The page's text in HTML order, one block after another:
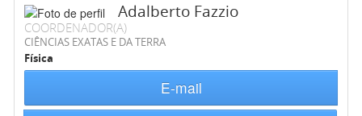
Adalberto Fazzio
COORDENADOR(A)
CIÊNCIAS EXATAS E DA TERRA
Física
E-mail